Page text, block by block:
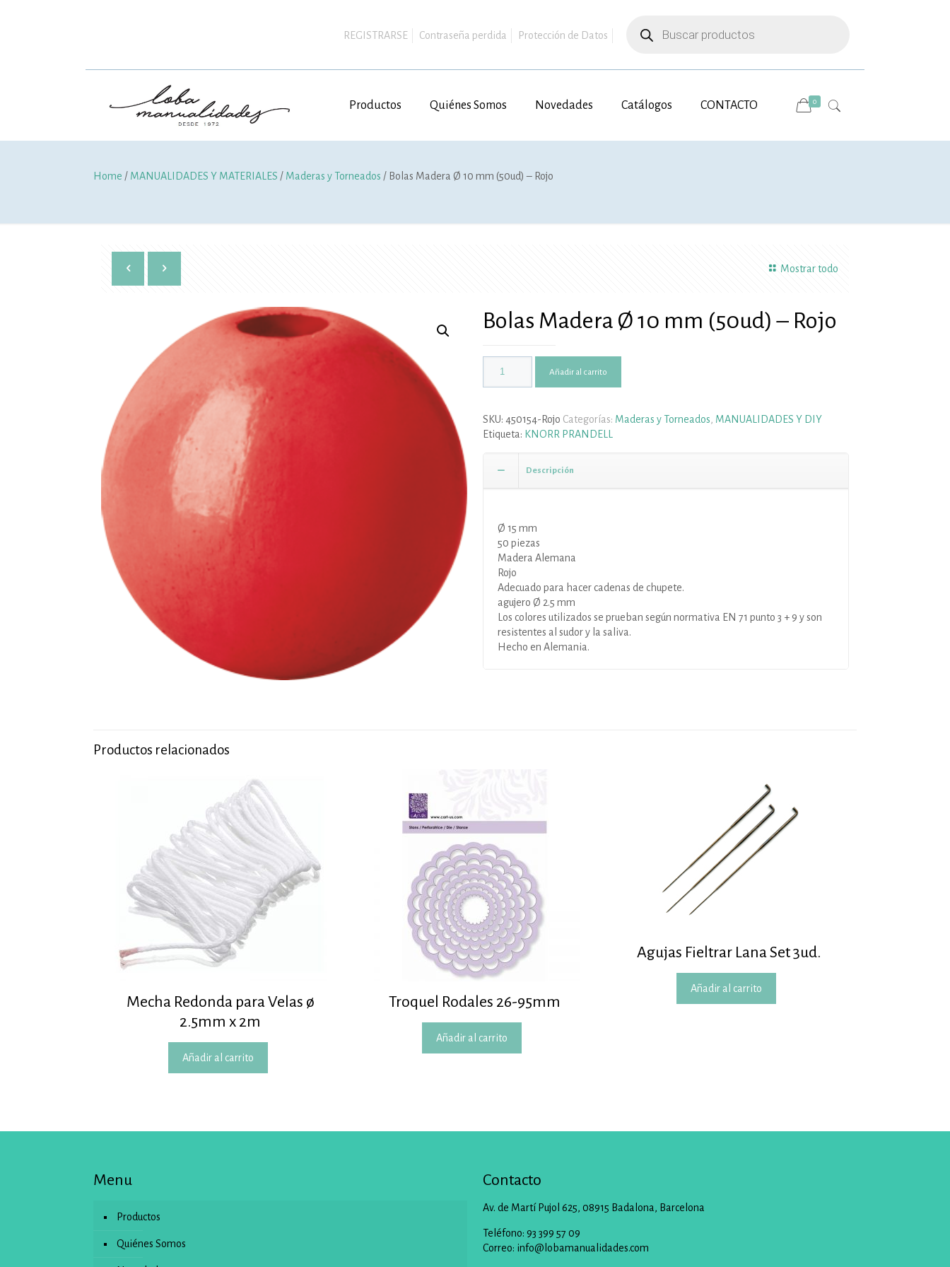
REGISTRARSE Contraseña perdida Protección de Datos
productos
Productos Quiénes Somos Novedades Catálogos CONTACTO 0
Home / MANUALIDADES Y MATERIALES / Maderas y Torneados / Bolas Madera Ø 10 mm (50ud) – Rojo
Mostrar todo
Bolas Madera Ø 10 mm (50ud) – Rojo
Añadir al carrito
SKU: 450154-Rojo Categorías: Maderas y Torneados MANUALIDADES Y DIY
Etiqueta: KNORR PRANDELL
Descripción
Ø 15 mm
50 piezas
Madera Alemana
Rojo
Adecuado para hacer cadenas de chupete.
agujero Ø 2.5 mm
Los colores utilizados se prueban según normativa EN 71 punto 3 + 9 y son
resistentes al sudor y la saliva.
Hecho en Alemania.
Productos relacionados
Mecha Redonda para Velas ø
2.5mm x 2m
Añadir al carrito
Troquel Rodales 26-95mm
Añadir al carrito
Agujas Fieltrar Lana Set 3ud.
Añadir al carrito
Menu
Productos
Quiénes Somos
Contacto
Av. de Martí Pujol 625, 08915 Badalona, Barcelona
Teléfono: 93 399 57 09
Correo: info@lobamanualidades.com